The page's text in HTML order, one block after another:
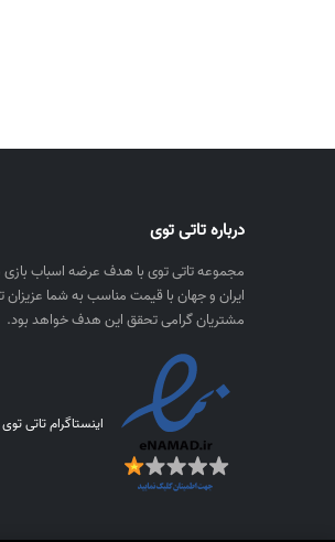
درباره تاتی توی
مجموعه تاتی توی با هدف عرضه اسباب بازی
ایران و جهان با قیمت مناسب به شما
مشتریان گرامی تحقق این هدف خواهد بود.
اینستاگرام تاتی توی